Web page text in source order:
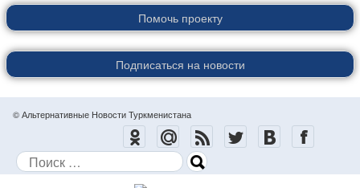
Помочь проекту
Подписаться на новости
© Альтернативные Новости Туркменистана
Поиск